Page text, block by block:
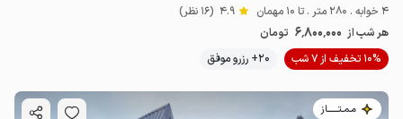
4 خوابه . 280 متر . تا 10 مهمان 4.9 (16 نظر)
هر شب از 6٬800٬000 تومان
10% تخفیف از 7 شب
20+ رزرو موفق
مـمـتــــــاز